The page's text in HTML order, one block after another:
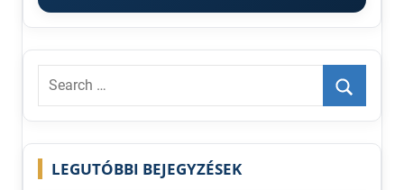
OTP
Bank
ügyfelek
Search
Search
LEGUTÓBBI BEJEGYZÉSEK